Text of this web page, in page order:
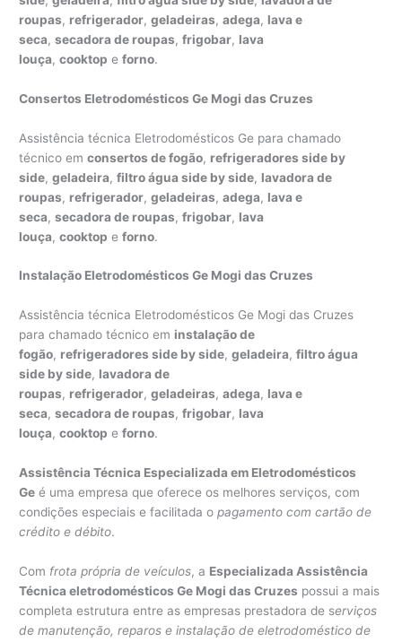
roupas, refrigerador,geladeiras,adega, lava e
seca,secadora de roupas,frigobar, lava
louça,cooktop eforno.
Consertos Eletrodomésticos Ge Mogi das Cruzes
Assistência técnica Eletrodomésticos Ge para chamado
técnico emconsertos de fogão, refrigeradores side by
side,geladeira,filtro água side by side, lavadora de
roupas, refrigerador,geladeiras,adega, lava e
seca,secadora de roupas,frigobar, lava
louça,cooktop eforno.
Instalação Eletrodomésticos Ge Mogi das Cruzes
Assistência técnica Eletrodomésticos Ge Mogi das Cruzes
para chamado técnico em instalação de
fogão, refrigeradores side by side,geladeira,filtro água
side by side, lavadora de
roupas, refrigerador,geladeiras,adega, lava e
seca,secadora de roupas,frigobar, lava
louça,cooktop eforno.
Assistência Técnica Especializada em Eletrodomésticos
Ge é uma empresa que oferece os melhores serviços, com
condições especiais e facilitada opagamento com cartão de
crédito e débito.
Com frota própria de veículos, a Especializada Assistência
Técnica eletrodomésticos Ge Mogi das Cruzes possui a mais
completa estrutura entre as empresas prestadora de serviços
de manutenção, reparos e instalação de eletrodoméstico de